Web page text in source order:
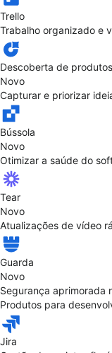
Trello
Trabalho organizado e
Descoberta de
Novo
Capturar e priorizar
Bússola
Novo
Otimizar a saúde do
Tear
Novo
Atualizações de vídeo
Guarda
Novo
Segurança aprimorada
Produtos para
Jira